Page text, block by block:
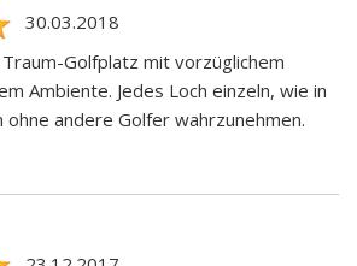
30.03.2018
Golfplatz mit vorzüglichem
Ambiente. Jedes Loch einzeln, wie in
ohne andere Golfer wahrzunehmen.